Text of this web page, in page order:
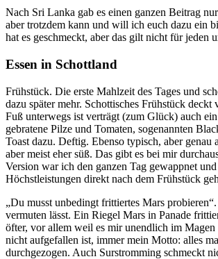
Nach Sri Lanka gab es einen ganzen Beitrag
aber trotzdem kann und will ich euch dazu ein
hat es geschmeckt, aber das gilt nicht für jeden
Essen in Schottland
Frühstück. Die erste Mahlzeit des Tages und
dazu später mehr. Schottisches Frühstück
Fuß unterwegs ist verträgt (zum Glück) auch
gebratene Pilze und Tomaten, sogenannten
Toast dazu. Deftig. Ebenso typisch, aber
aber meist eher süß. Das gibt es bei mir
Version war ich den ganzen Tag gewappnet
Höchstleistungen direkt nach dem Frühstück
„Du musst unbedingt frittiertes Mars
vermuten lässt. Ein Riegel Mars in Panade
öfter, vor allem weil es mir unendlich im
nicht aufgefallen ist, immer mein Motto: alles
durchgezogen. Auch Surstromming schmeckt